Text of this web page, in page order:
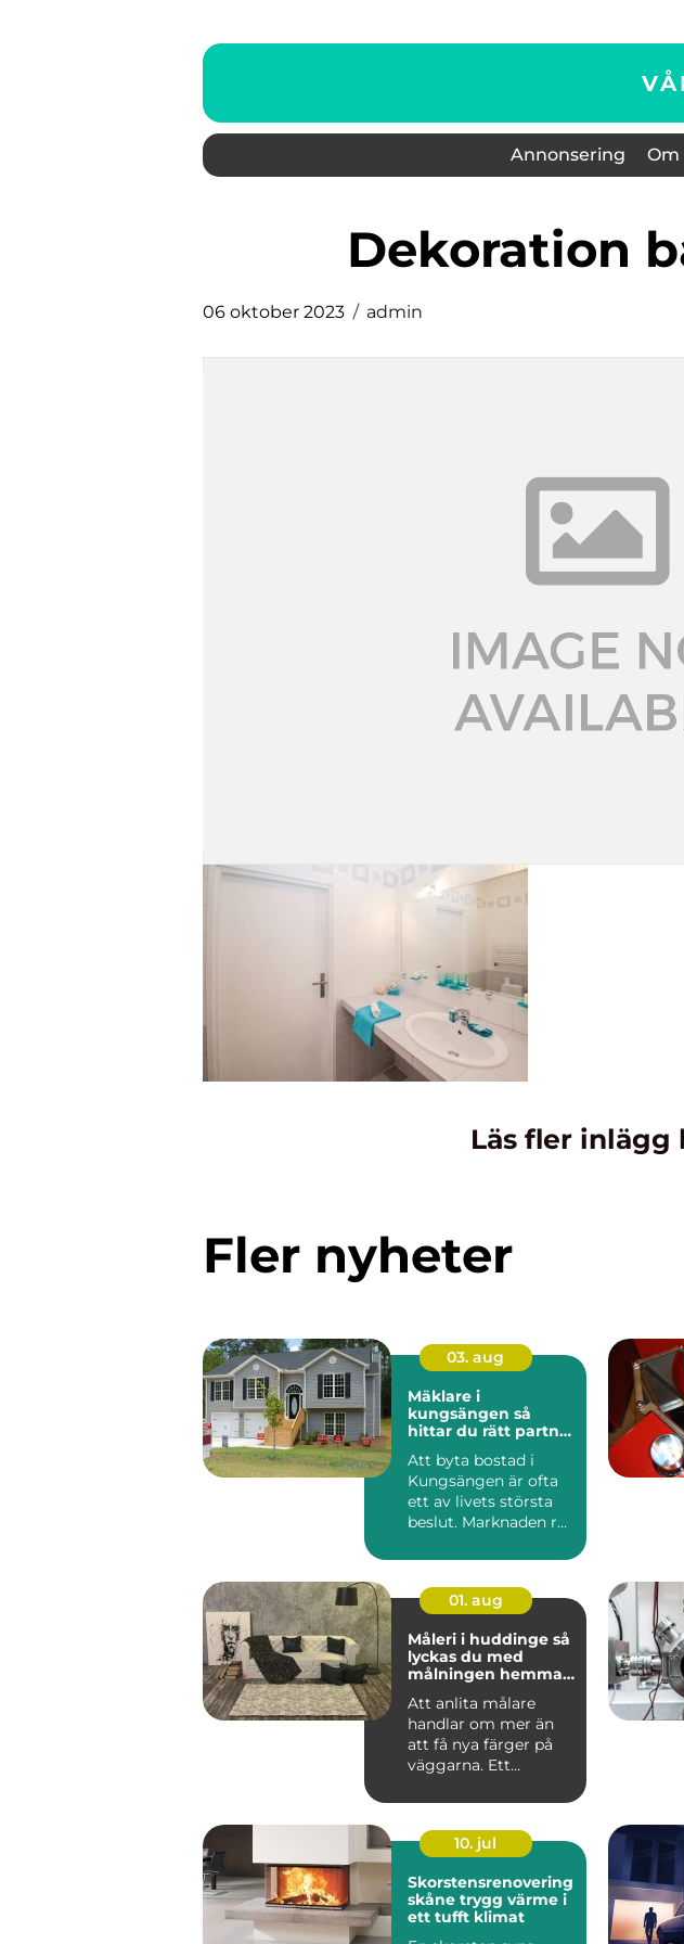
Annonsering Om
dekoration
06 oktober 2023 admin
Läs fler inlägg
Fler nyheter
03. aug
Mäklare i
kungsängen så
hittar du rätt partner
Att byta bostad i
Kungsängen är ofta
ett av livets största
beslut. Marknaden rör
01. aug
Måleri i huddinge så
lyckas du med
målningen hemma
Att anlita målare
handlar om mer än
att få nya färger på
väggarna. Ett
måleriarbete skydd...
10. jul
Skorstensrenovering
skåne trygg värme i
ett tufft klimat